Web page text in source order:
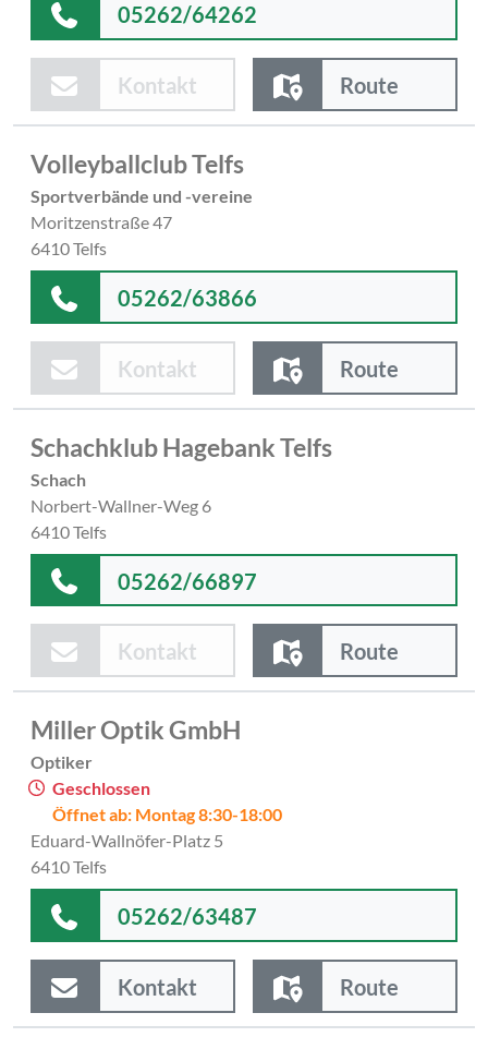
05262/64262
Kontakt Route
Volleyballclub Telfs
Sportverbände und -vereine
Moritzenstraße 47
6410 Telfs
05262/63866
Kontakt Route
Schachklub Hagebank Telfs
Schach
Norbert-Wallner-Weg 6
6410 Telfs
05262/66897
Kontakt Route
Miller Optik GmbH
Optiker
Geschlossen
Öffnet ab: Montag 8:30-18:00
Eduard-Wallnöfer-Platz 5
6410 Telfs
05262/63487
Kontakt Route